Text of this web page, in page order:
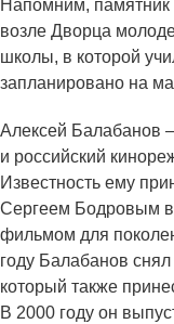
Напомним, памятник
возле Дворца
школы, в которой
запланировано на
Алексей Балабанов
и российский
Известность ему
Сергеем Бодровым в
фильмом для
году Балабанов
который также
В 2000 году он